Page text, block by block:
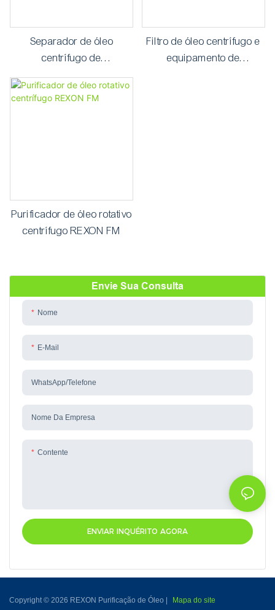
Envie Sua Consulta
Nome
E-Mail
WhatsApp/telefone
Nome Da Empresa
Contente
ENVIAR INQUÉRITO AGORA
Separador de óleo
centrífugo de
autodescarga automática
PLC com design de
Filtro de óleo centrífugo e
equipamento de
Purificador de óleo rotativo
centrífugo REXON FM
Copyright © 2026 REXON Purificação de Óleo | Mapa do site